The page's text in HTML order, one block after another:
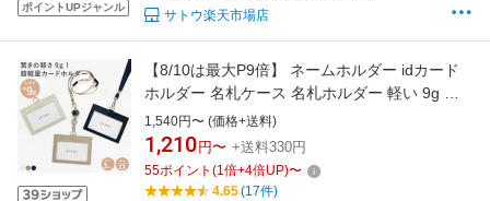
ポイントUPジャンル
サトウ楽天市場店
【8/10は最大P9倍】 ネームホルダー idカード
ホルダー 名札ケース 名札ホルダー 軽い 9g 薄
い 軽量 社員証 IDケース カードケース 社員証ケ
ース ネックストラップ 首掛け リール おしゃれ
シンプル 防災 通勤 通学 小学校 レディース メ
ンズ ギフト A.Y.Judie
1,540円〜 (価格+送料)
1,210 円〜 +送料330円
55ポイント (1倍+4倍UP)〜
4.65(17件)